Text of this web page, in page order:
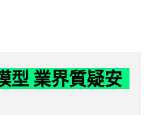
型 業界質疑安